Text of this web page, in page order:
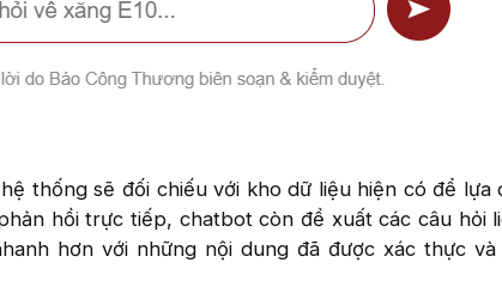
thống sẽ đối chiếu với kho dữ liệu hiện có để lựa
hồi trực tiếp, chatbot còn đề xuất các câu hỏi
hơn với những nội dung đã được xác thực